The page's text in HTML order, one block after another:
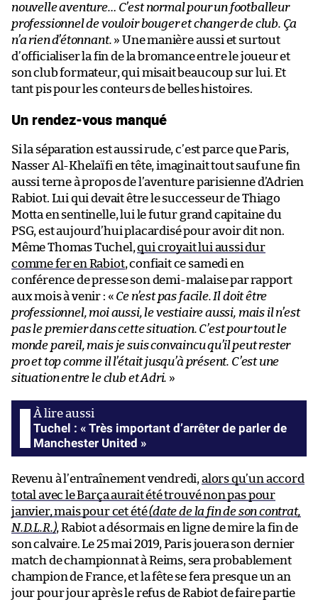
nouvelle aventure… C’est normal pour un footballeur
professionnel de vouloir bouger et changer de club. Ça
n’a rien d’étonnant. » Une manière aussi et surtout
d’officialiser la fin de la bromance entre le joueur et
son club formateur, qui misait beaucoup sur lui. Et
tant pis pour les conteurs de belles histoires.
Un rendez-vous manqué
Si la séparation est aussi rude, c’est parce que Paris,
Nasser Al-Khelaïfi en tête, imaginait tout sauf une fin
aussi terne à propos de l’aventure parisienne d’Adrien
Rabiot. Lui qui devait être le successeur de Thiago
Motta en sentinelle, lui le futur grand capitaine du
PSG, est aujourd’hui placardisé pour avoir dit non.
Même Thomas Tuchel,qui croyait lui aussi dur
comme fer en Rabiot, confiait ce samedi en
conférence de presse son demi-malaise par rapport
aux mois à venir : « Ce n’est pas facile. Il doit être
professionnel, moi aussi, le vestiaire aussi, mais il n’est
pas le premier dans cette situation. C’est pour tout le
monde pareil, mais je suis convaincu qu’il peut rester
pro et top comme il l’était jusqu’à présent. C’est une
situation entre le club et Adri. »
Tuchel : « Très important d’arrêter de parler de
Manchester United »
Revenu à l’entraînement vendredi, alors qu’un accord
total avec le Barça aurait été trouvé non pas pour
janvier, mais pour cet été(date de la fin de son contrat,
N.D.L.R.), Rabiot a désormais en ligne de mire la fin de
son calvaire. Le 25 mai 2019, Paris jouera son dernier
match de championnat à Reims, sera probablement
champion de France, et la fête se fera presque un an
jour pour jour après le refus de Rabiot de faire partie